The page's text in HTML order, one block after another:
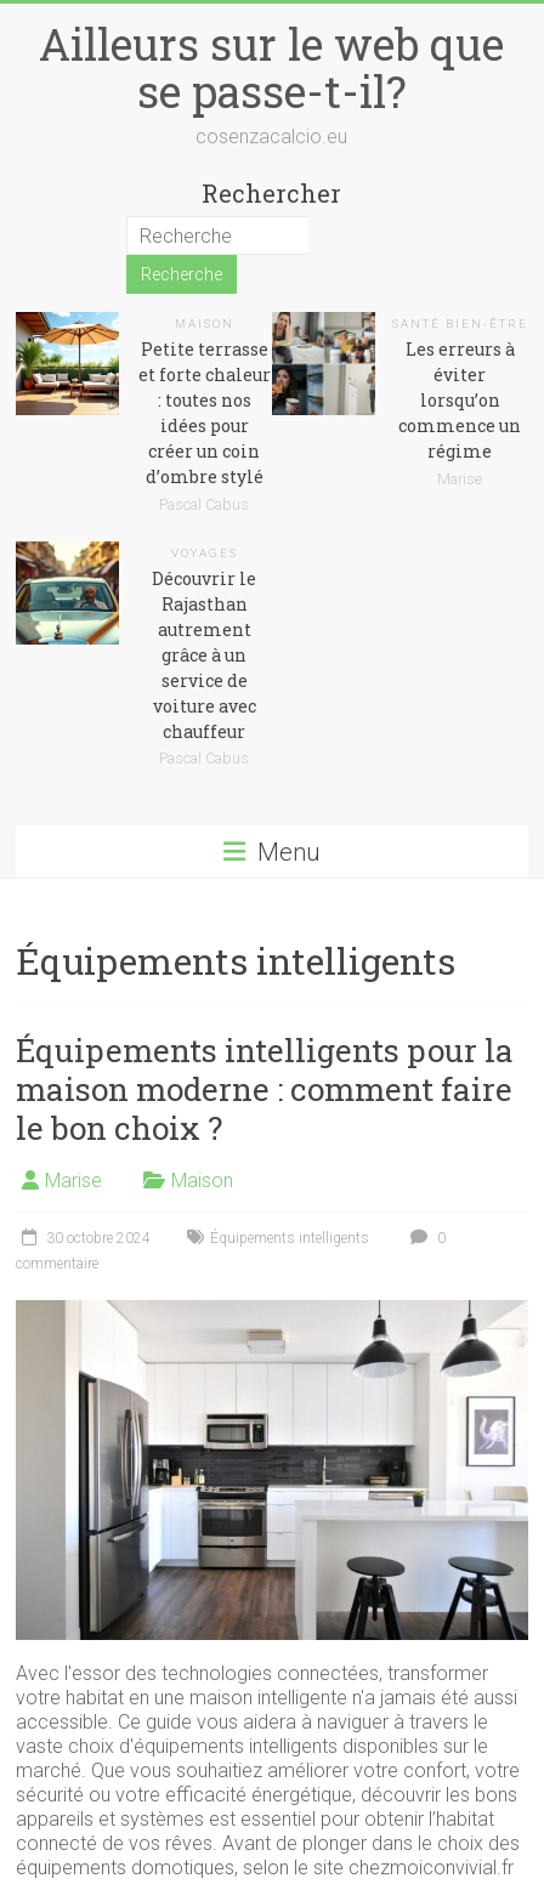
contentAilleurs sur le web que
se passe-t-il?
cosenzacalcio.eu
Rechercher
MAISON
Petite terrasse
et forte chaleur
: toutes nos
idées pour
créer un coin
d’ombre stylé
Pascal Cabus
SANTÉ BIEN-ÊTRE
Les erreurs à
éviter
lorsqu’on
commence un
régime
Marise
VOYAGES
Découvrir le
Rajasthan
autrement
grâce à un
service de
voiture avec
chauffeur
Pascal Cabus
Menu
Équipements intelligents
Équipements intelligents pour la
maison moderne : comment faire
le bon choix ?
Marise Maison
30 octobre 2024 Équipements intelligents
0
commentaire
Avec l'essor des technologies connectées, transformer
votre habitat en une maison intelligente n'a jamais été aussi
accessible. Ce guide vous aidera à naviguer à travers le
vaste choix d'équipements intelligents disponibles sur le
marché. Que vous souhaitiez améliorer votre confort, votre
sécurité ou votre efficacité énergétique, découvrir les bons
appareils et systèmes est essentiel pour obtenir l’habitat
connecté de vos rêves. Avant de plonger dans le choix des
équipements domotiques, selon le site chezmoiconvivial.fr